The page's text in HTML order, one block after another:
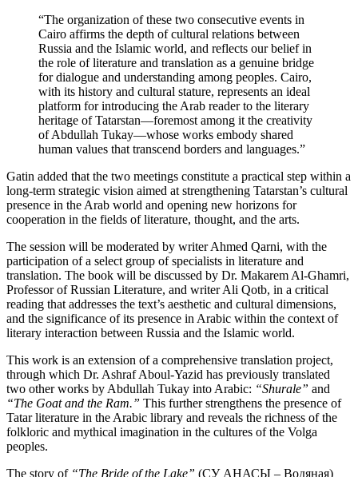
“The organization of these two consecutive events in
Cairo affirms the depth of cultural relations between
Russia and the Islamic world, and reflects our belief in
the role of literature and translation as a genuine bridge
for dialogue and understanding among peoples. Cairo,
with its history and cultural stature, represents an ideal
platform for introducing the Arab reader to the literary
heritage of Tatarstan—foremost among it the creativity
of Abdullah Tukay—whose works embody shared
human values that transcend borders and languages.”
Gatin added that the two meetings constitute a practical step within a
long-term strategic vision aimed at strengthening Tatarstan’s cultural
presence in the Arab world and opening new horizons for
cooperation in the fields of literature, thought, and the arts.
The session will be moderated by writer Ahmed Qarni, with the
participation of a select group of specialists in literature and
translation. The book will be discussed by Dr. Makarem Al-Ghamri,
Professor of Russian Literature, and writer Ali Qotb, in a critical
reading that addresses the text’s aesthetic and cultural dimensions,
and the significance of its presence in Arabic within the context of
literary interaction between Russia and the Islamic world.
This work is an extension of a comprehensive translation project,
through which Dr. Ashraf Aboul-Yazid has previously translated
two other works by Abdullah Tukay into Arabic: “Shurale” and
“The Goat and the Ram.” This further strengthens the presence of
Tatar literature in the Arabic library and reveals the richness of the
folkloric and mythical imagination in the cultures of the Volga
peoples.
The story of “The Bride of the Lake” (СУ АНАСЫ – Водяная)